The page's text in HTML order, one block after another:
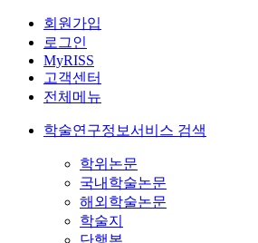
회원가입
로그인
MyRISS
고객센터
전체메뉴
학술연구정보서비스 검색
학위논문
국내학술논문
해외학술논문
학술지
단행본